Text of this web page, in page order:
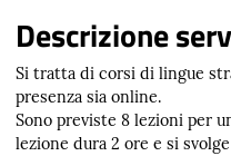
Descrizione
Si tratta di corsi di lingue
presenza sia online.
Sono previste 8 lezioni per
lezione dura 2 ore e si